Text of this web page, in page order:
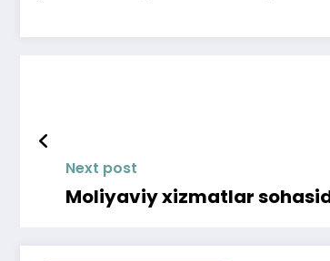
Next post
Moliyaviy xizmatlar